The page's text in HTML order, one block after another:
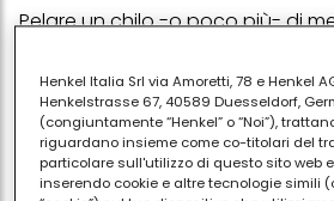
Pelare un chilo -o poco più- di
di burro, unire le mele e la buccia
cuocere a fuoco medio
quando le mele sono cotte,
limone e passare al minipimer.
Henkel Italia Srl via Amoretti, 78 e Henkel
Henkelstrasse 67, 40589 Duesseldorf,
(congiuntamente “Henkel” o “Noi”),
riguardano insieme come co-titolari del
particolare sull'utilizzo di questo sito web
inserendo cookie e altre tecnologie simili